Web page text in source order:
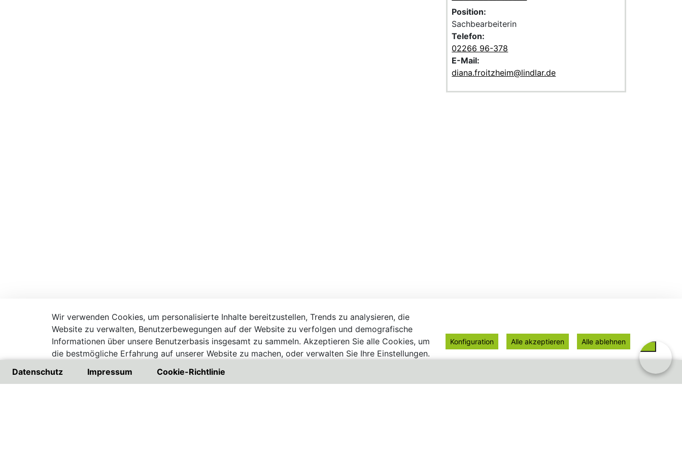
Position:
Sachbearbeiterin
Telefon:
02266 96-378
E-Mail:
diana.froitzheim@lindlar.de
Datenschutz Impressum Cookie-Richtlinie
Wir verwenden Cookies, um personalisierte Inhalte bereitzustellen, Trends zu analysieren, die
Website zu verwalten, Benutzerbewegungen auf der Website zu verfolgen und demografische
Informationen über unsere Benutzerbasis insgesamt zu sammeln. Akzeptieren Sie alle Cookies, um
die bestmögliche Erfahrung auf unserer Website zu machen, oder verwalten Sie Ihre Einstellungen.
Besuchen Sie unsere Datenschutzrichtlinie
Konfiguration Alle akzeptieren Alle ablehnen